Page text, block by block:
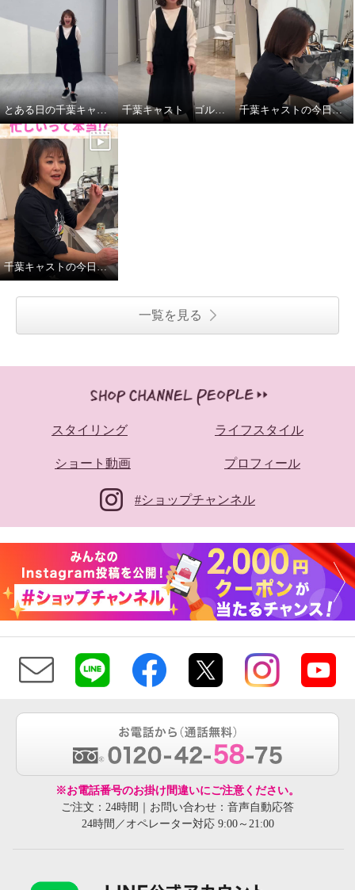
とある日の千葉キャストの私服紹介 千葉キャスト ゴルフに挑戦！ 千葉キャストの今日の昼ごはん
千葉キャストの今日の一日
一覧を見る
スタイリング ライフスタイル
ショート動画 プロフィール
#ショップチャンネル
※お電話番号のお掛け間違いにご注意ください。
ご注文：24時間｜お問い合わせ：音声自動応答
24時間／オペレーター対応 9:00～21:00